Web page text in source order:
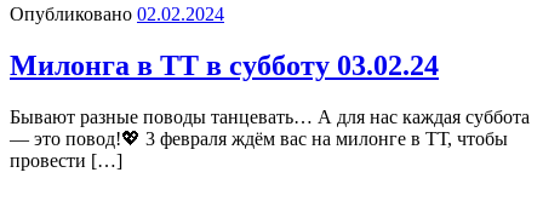
Опубликовано 02.02.2024
Милонга в ТТ в субботу 03.02.24
Бывают разные поводы танцевать… А для нас каждая суббота
— это повод!💖 3 февраля ждём вас на милонге в ТТ, чтобы
провести […]